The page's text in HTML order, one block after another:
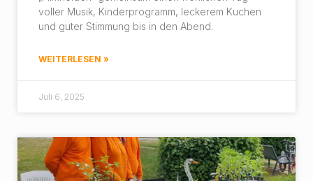
voller Musik, Kinderprogramm, leckerem Kuchen
und guter Stimmung bis in den Abend.
WEITERLESEN »
Juli 6, 2025